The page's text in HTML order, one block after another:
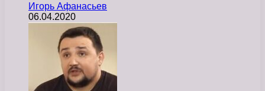
Игорь Афанасьев
06.04.2020